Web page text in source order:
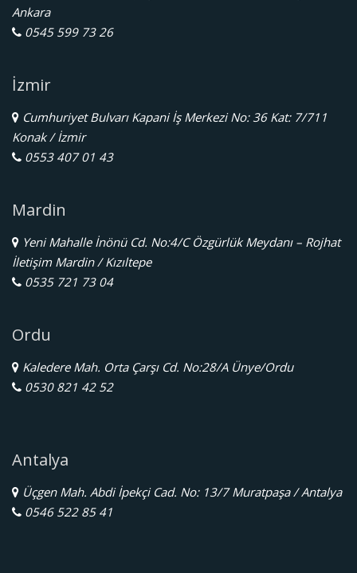
Ankara
0545 599 73 26
İzmir
Cumhuriyet Bulvarı Kapani İş Merkezi No: 36 Kat: 7/711
Konak / İzmir
0553 407 01 43
Mardin
Yeni Mahalle İnönü Cd. No:4/C Özgürlük Meydanı – Rojhat
İletişim Mardin / Kızıltepe
0535 721 73 04
Ordu
Kaledere Mah. Orta Çarşı Cd. No:28/A Ünye/Ordu
0530 821 42 52
Antalya
Üçgen Mah. Abdi İpekçi Cad. No: 13/7 Muratpaşa / Antalya
0546 522 85 41